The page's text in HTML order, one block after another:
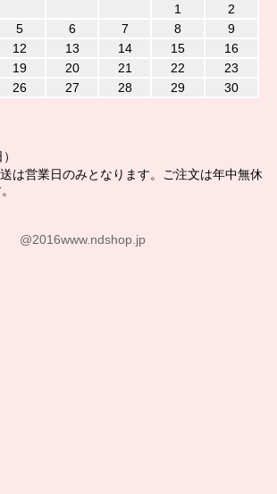
1
2
5 6 7 8
9
12 13 14 15
16
19 20 21 22
23
26 27 28 29 30
は営業日のみとなります。ご注文は年中無休
@2016www.ndshop.jp